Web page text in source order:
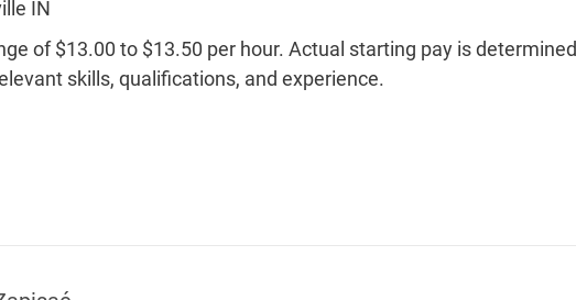
IN
of $13.00 to $13.50 per hour. Actual starting pay is determined
skills, qualifications, and experience.